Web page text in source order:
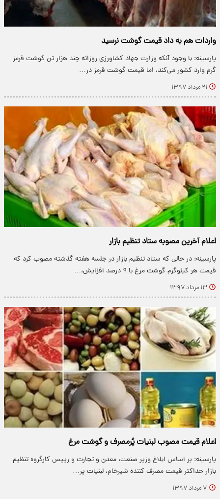
واردات هم به داد قیمت گوشت نرسید
پارسینه: با وجود آنکه وزارت جهاد کشاورزی روزانه چند هزار تن گوشت قرمز
گرم وارد کشور می‌کند، اما قیمت گوشت قرمز در…
۲۱ مرداد ۱۳۹۷
اعلام آخرین مصوبه ستاد تنظیم بازار
پارسینه: در حالی که ستاد تنظیم بازار در جلسه هفته گذشته مصوب کرد که
قیمت هر کیلوگرم گوشت مرغ با ۹ درصد افزایش،…
۱۳ مرداد ۱۳۹۷
اعلام قیمت مصوب لبنیات پُرمصرف و گوشت مرغ
پارسینه: بر اساس ابلاغ وزیر صنعت، معدن و تجارت و رییس کارگروه تنظیم
بازار حداکثر قیمت مصرف کننده شیرخام، لبنیات پر…
۷ مرداد ۱۳۹۷